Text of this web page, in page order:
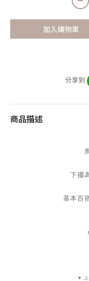
加入購物車
分享到
商品描述
下擺
基本百
▼ 上